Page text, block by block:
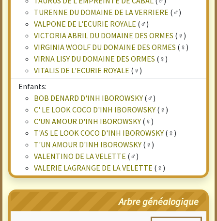
TURENNE DU DOMAINE DE LA VERRIERE (♂)
VALPONE DE L'ECURIE ROYALE (♂)
VICTORIA ABRIL DU DOMAINE DES ORMES (♀)
VIRGINIA WOOLF DU DOMAINE DES ORMES (♀)
VIRNA LISY DU DOMAINE DES ORMES (♀)
VITALIS DE L'ECURIE ROYALE (♀)
Enfants:
BOB DENARD D'INH IBOROWSKY (♂)
C' LE LOOK COCO D'INH IBOROWSKY (♀)
C'UN AMOUR D'INH IBOROWSKY (♀)
T'AS LE LOOK COCO D'INH IBOROWSKY (♀)
T'UN AMOUR D'INH IBOROWSKY (♀)
VALENTINO DE LA VELETTE (♂)
VALERIE LAGRANGE DE LA VELETTE (♀)
Arbre généalogique